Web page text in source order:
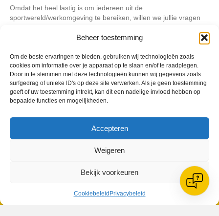
Beheer toestemming
Om de beste ervaringen te bieden, gebruiken wij technologieën zoals
cookies om informatie over je apparaat op te slaan en/of te raadplegen.
Door in te stemmen met deze technologieën kunnen wij gegevens zoals
surfgedrag of unieke ID's op deze site verwerken. Als je geen toestemming
geeft of uw toestemming intrekt, kan dit een nadelige invloed hebben op
bepaalde functies en mogelijkheden.
Accepteren
Weigeren
Bekijk voorkeuren
Cookiebeleid Privacybeleid
Omdat het heel lastig is om iedereen uit de
sportwereld/werkomgeving te bereiken, willen we jullie vragen
krijgt een keuze te maken of hij/zij aanwezig wilt zijn bij de
Geplaatst inBerichten seizoen 2015-2016
VV Reiger Boys
De Wending, Lotte Beesedijk 1